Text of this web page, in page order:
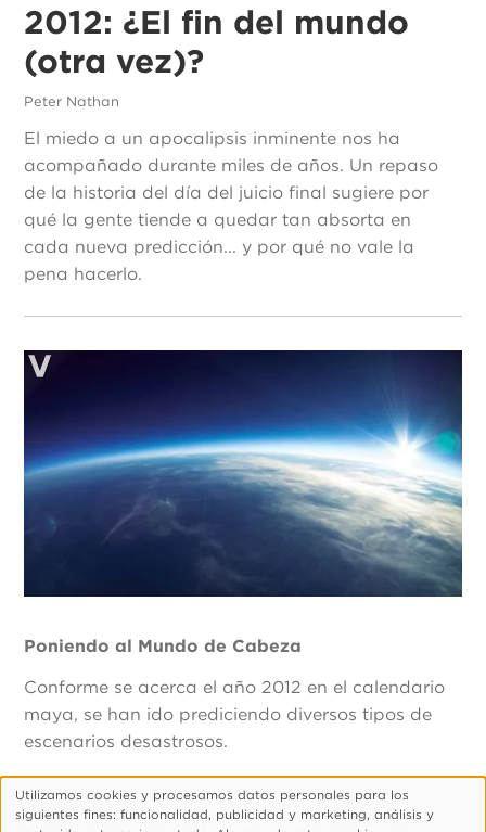
2012: ¿El fin del mundo
(otra vez)?
Peter Nathan
El miedo a un apocalipsis inminente nos ha
acompañado durante miles de años. Un repaso
de la historia del día del juicio final sugiere por
qué la gente tiende a quedar tan absorta en
cada nueva predicción... y por qué no vale la
pena hacerlo.
Poniendo al Mundo de Cabeza
Conforme se acerca el año 2012 en el calendario
maya, se han ido prediciendo diversos tipos de
escenarios desastrosos.
Uso
Utilizamos cookies y procesamos datos personales para los
siguientes fines: funcionalidad, publicidad y marketing, análisis y